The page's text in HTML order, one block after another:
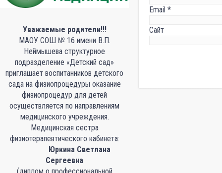
Уважаемые родители!!!
МАОУ СОШ № 16 имени В.П.
Неймышева структурное
подразделение «Детский сад»
приглашает воспитанников детского
сада на физиопроцедуры оказание
физиопроцедур для детей
осуществляется по направлениям
медицинского учреждения.
Медицинская сестра
физиотерапевтического кабинета:
Юркина Светлана
Сергеевна
Email *
Сайт